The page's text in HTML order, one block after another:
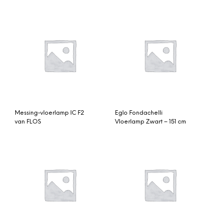
Messing-vloerlamp IC F2
van FLOS
Eglo Fondachelli
Vloerlamp Zwart – 151 cm